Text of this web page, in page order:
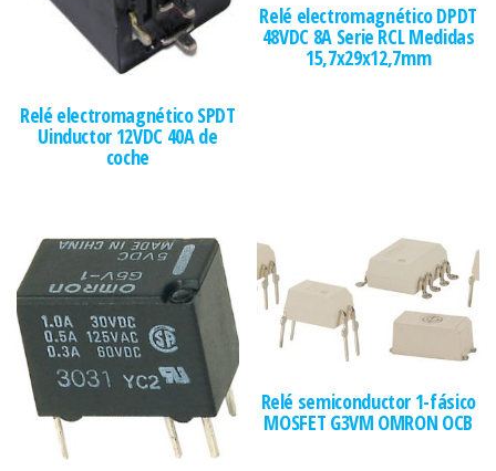
Relé electromagnético SPDT
Uinductor 12VDC 40A de
coche
Relé electromagnético DPDT
48VDC 8A Serie RCL Medidas
15,7x29x12,7mm
Relé semiconductor 1-fásico
MOSFET G3VM OMRON OCB